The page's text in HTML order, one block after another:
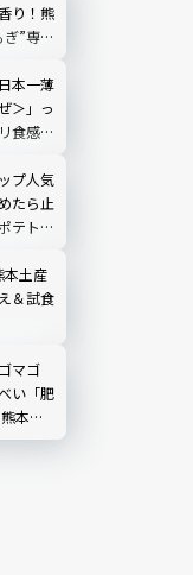
り！熊
”専門
人気
本一薄
＞」っ
食感が
プ人気
たら止
テト
本土産
＆試食
マゴ
い「肥
本お